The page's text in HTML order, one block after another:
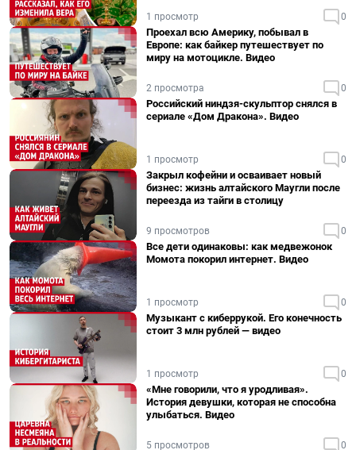
1 просмотр 0
Проехал всю Америку, побывал в
Европе: как байкер путешествует по
миру на мотоцикле. Видео
2 просмотра 0
Российский ниндзя-скульптор снялся в
сериале «Дом Дракона». Видео
1 просмотр 0
Закрыл кофейни и осваивает новый
бизнес: жизнь алтайского Маугли после
переезда из тайги в столицу
9 просмотров 0
Все дети одинаковы: как медвежонок
Момота покорил интернет. Видео
1 просмотр 0
Музыкант с киберрукой. Его конечность
стоит 3 млн рублей — видео
1 просмотр 0
«Мне говорили, что я уродливая».
История девушки, которая не способна
улыбаться. Видео
5 просмотров 0